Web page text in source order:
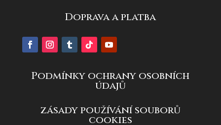
Doprava a platba
Podmínky ochrany osobních
údajů
zásady používání souborů
cookies